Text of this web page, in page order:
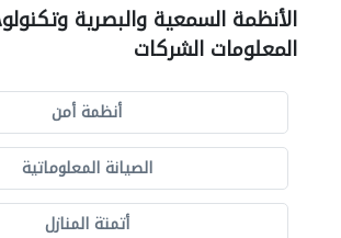
الأنظمة السمعية والبصرية
المعلومات الشركات
أنظمة أمن
الصيانة المعلوماتية
أتمتة المنازل